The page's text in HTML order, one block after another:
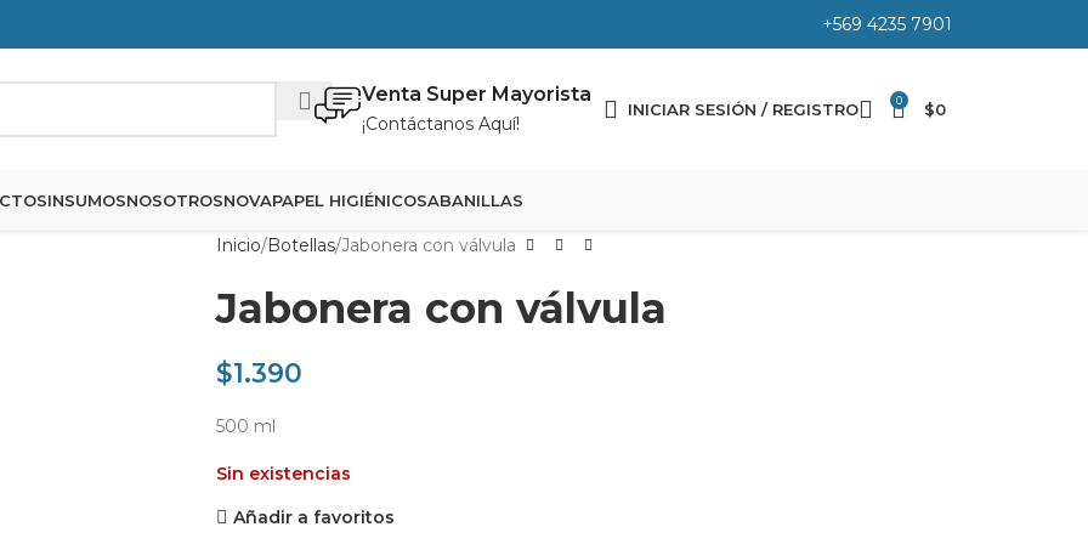
+569 4235 7901
Venta Super Mayorista
¡Contáctanos Aquí!
INICIAR SESIÓN / REGISTRO 0 $0
INSUMOSNOSOTROSNOVAPAPEL HIGIÉNICOSABANILLAS
Inicio Botellas Jabonera con válvula
Jabonera con válvula
$1.390
500 ml
Sin existencias
Añadir a favoritos